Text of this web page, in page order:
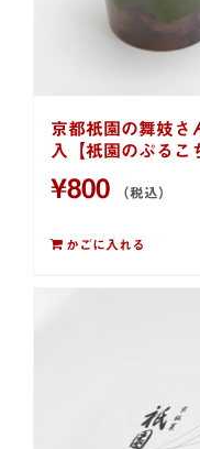
京都祇園の舞妓さ
入【祇園のぷる
¥800 （税込）
かごに入れる